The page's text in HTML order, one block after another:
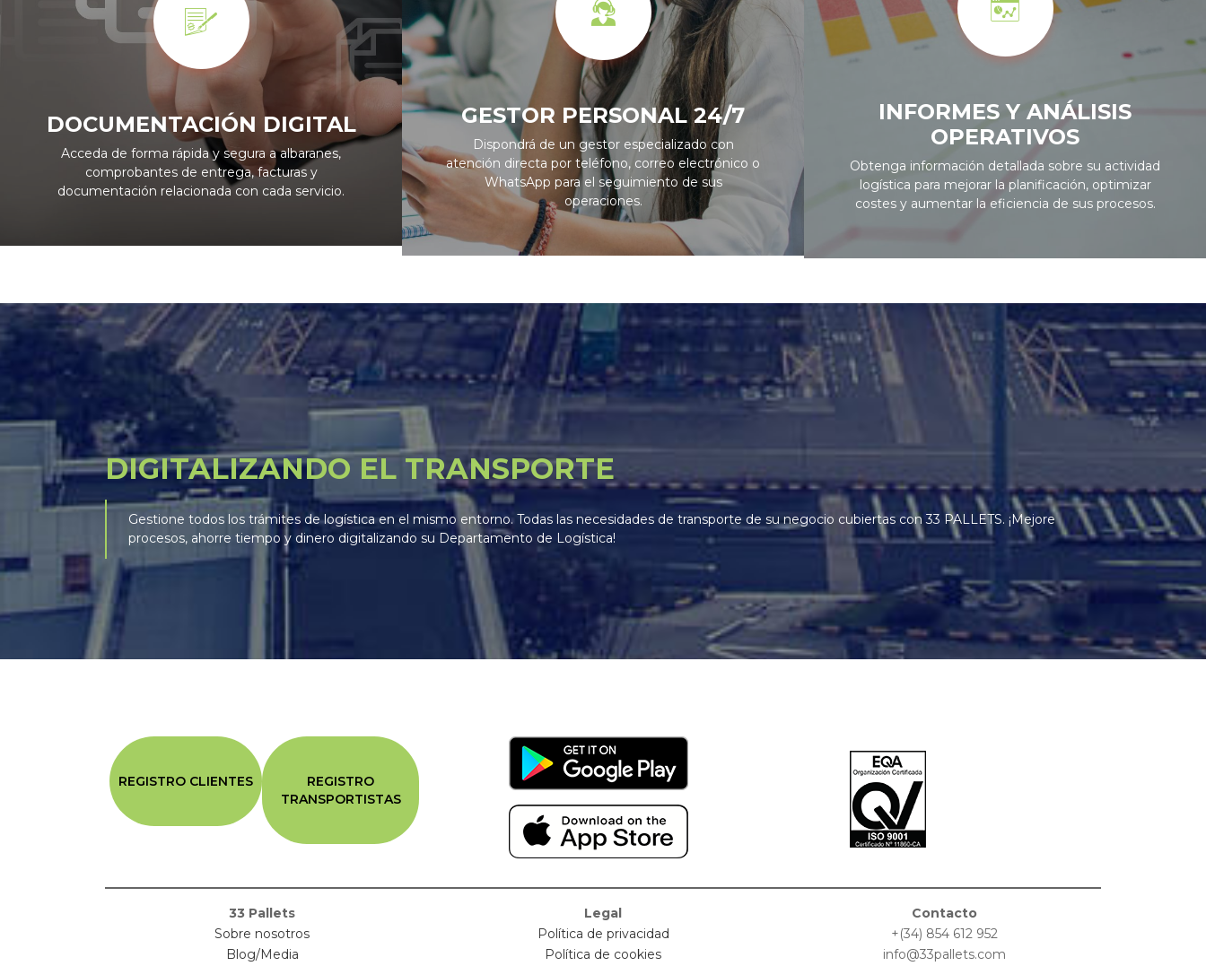
DOCUMENTACIÓN DIGITAL
Acceda de forma rápida y segura a albaranes,
comprobantes de entrega, facturas y
documentación relacionada con cada servicio.
GESTOR PERSONAL 24/7
Dispondrá de un gestor especializado con
atención directa por teléfono, correo electrónico o
WhatsApp para el seguimiento de sus
operaciones.
INFORMES Y ANÁLISIS
OPERATIVOS
Obtenga información detallada sobre su actividad
logística para mejorar la planificación, optimizar
costes y aumentar la eficiencia de sus procesos.
DIGITALIZANDO EL TRANSPORTE
Gestione todos los trámites de logística en el mismo entorno. Todas las necesidades de transporte de su negocio cubiertas con 33 PALLETS. ¡Mejore
procesos, ahorre tiempo y dinero digitalizando su Departamento de Logística!
REGISTRO CLIENTES
REGISTRO
TRANSPORTISTAS
33 Pallets
Sobre nosotros
Blog/Media
Legal
Política de privacidad
Política de cookies
Contacto
+(34) 854 612 952
info@33pallets.com